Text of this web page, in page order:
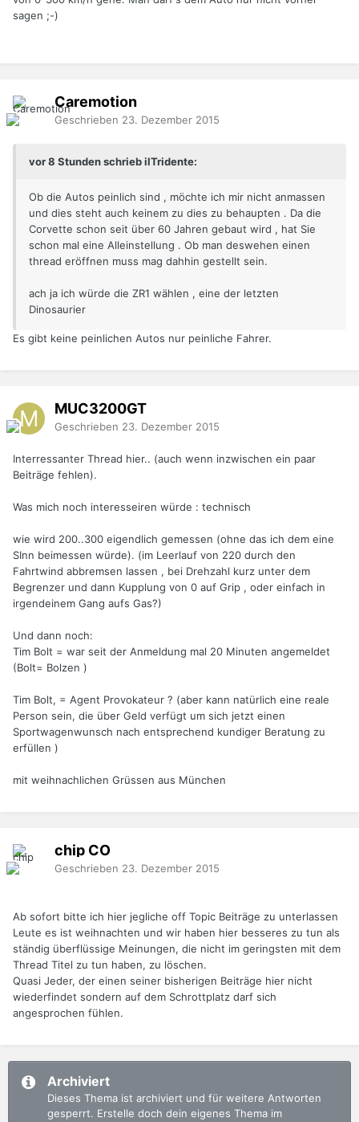
sagen ;-)
Caremotion
Geschrieben 23. Dezember 2015
vor 8 Stunden schrieb ilTridente:
Ob die Autos peinlich sind , möchte ich mir nicht anmassen
und dies steht auch keinem zu dies zu behaupten . Da die
Corvette schon seit über 60 Jahren gebaut wird , hat Sie
schon mal eine Alleinstellung . Ob man deswehen einen
thread eröffnen muss mag dahhin gestellt sein.
ach ja ich würde die ZR1 wählen , eine der letzten
Dinosaurier
Es gibt keine peinlichen Autos nur peinliche Fahrer.
MUC3200GT
Geschrieben 23. Dezember 2015
Interressanter Thread hier.. (auch wenn inzwischen ein paar
Beiträge fehlen).
Was mich noch interesseiren würde : technisch
wie wird 200..300 eigendlich gemessen (ohne das ich dem eine
SInn beimessen würde). (im Leerlauf von 220 durch den
Fahrtwind abbremsen lassen , bei Drehzahl kurz unter dem
Begrenzer und dann Kupplung von 0 auf Grip , oder einfach in
irgendeinem Gang aufs Gas?)
Und dann noch:
Tim Bolt = war seit der Anmeldung mal 20 Minuten angemeldet
(Bolt= Bolzen )
Tim Bolt, = Agent Provokateur ? (aber kann natürlich eine reale
Person sein, die über Geld verfügt um sich jetzt einen
Sportwagenwunsch nach entsprechend kundiger Beratung zu
erfüllen )
mit weihnachlichen Grüssen aus München
chip CO
Geschrieben 23. Dezember 2015
Ab sofort bitte ich hier jegliche off Topic Beiträge zu unterlassen
Leute es ist weihnachten und wir haben hier besseres zu tun als
ständig überflüssige Meinungen, die nicht im geringsten mit dem
Thread Titel zu tun haben, zu löschen.
Quasi Jeder, der einen seiner bisherigen Beiträge hier nicht
wiederfindet sondern auf dem Schrottplatz darf sich
angesprochen fühlen.
Archiviert
Dieses Thema ist archiviert und für weitere Antworten
gesperrt. Erstelle doch dein eigenes Thema im